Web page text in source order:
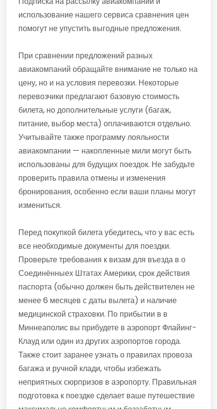
использование нашего сервиса сравнения цен
помогут не упустить выгодные предложения.
При сравнении предложений разных
авиакомпаний обращайте внимание не только на
цену, но и на условия перевозки. Некоторые
перевозчики предлагают базовую стоимость
билета, но дополнительные услуги (багаж,
питание, выбор места) оплачиваются отдельно.
Учитывайте также программу лояльности
авиакомпании — накопленные мили могут быть
использованы для будущих поездок. Не забудьте
проверить правила отмены и изменения
бронирования, особенно если ваши планы могут
измениться.
Перед покупкой билета убедитесь, что у вас есть
все необходимые документы для поездки.
Проверьте требования к визам для въезда в о
Соединённыех Штатах Америки, срок действия
паспорта (обычно должен быть действителен не
менее 6 месяцев с даты вылета) и наличие
медицинской страховки. По прибытии в в
Миннеаполис вы прибудете в аэропорт Флайинг-
Клауд или один из других аэропортов города.
Также стоит заранее узнать о правилах провоза
багажа и ручной клади, чтобы избежать
неприятных сюрпризов в аэропорту. Правильная
подготовка к поездке сделает ваше путешествие